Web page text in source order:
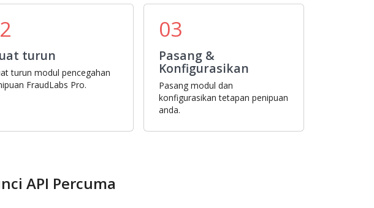
turun
turun modul pencegahan
FraudLabs Pro.
03
Pasang &
Konfigurasikan
Pasang modul dan
konfigurasikan tetapan penipuan
anda.
API Percuma